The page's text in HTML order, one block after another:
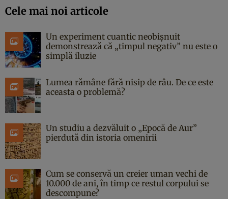
Cele mai noi articole
Un experiment cuantic neobișnuit
demonstrează că „timpul negativ” nu este o
simplă iluzie
Lumea rămâne fără nisip de râu. De ce este
aceasta o problemă?
Un studiu a dezvăluit o „Epocă de Aur”
pierdută din istoria omenirii
Cum se conservă un creier uman vechi de
10.000 de ani, în timp ce restul corpului se
descompune?